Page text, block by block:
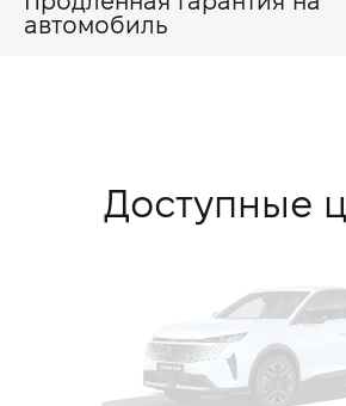
автомобиль
Доступные